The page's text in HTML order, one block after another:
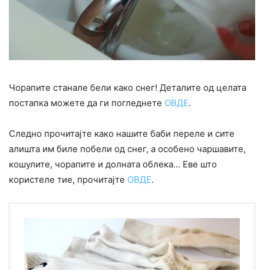
Чорапите станале бели како снег! Деталите од целата
постапка можете да ги погледнете ОВДЕ.
Следно прочитајте како нашите баби переле и сите
алишта им биле побели од снег, а особено чаршавите,
кошулите, чорапите и долната облека… Еве што
користеле тие, прочитајте ОВДЕ.